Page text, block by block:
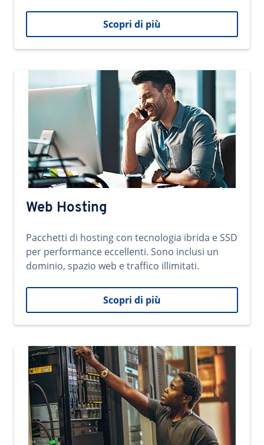
Scopri di più
Web Hosting
Pacchetti di hosting con tecnologia ibrida e SSD
per performance eccellenti. Sono inclusi un
dominio, spazio web e traffico illimitati.
Scopri di più